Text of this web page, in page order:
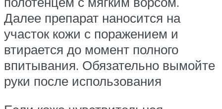
Далее препарат наносится на
участок кожи с поражением и
втирается до момент полного
впитывания. Обязательно вымойте
руки после использования